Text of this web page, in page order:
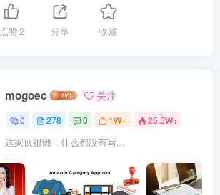
点赞2 分享 收藏
mogoec 关注
0 278 0 1W+ 25.5W+
这家伙很懒，什么都没有写...